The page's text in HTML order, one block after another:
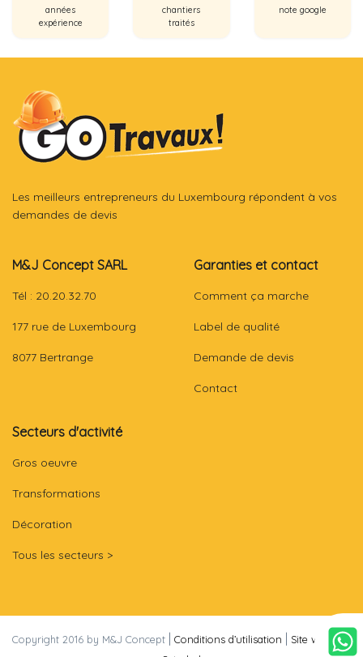
années
expérience
chantiers
traités
note google
Les meilleurs entrepreneurs du Luxembourg répondent à vos
demandes de devis
M&J Concept SARL
Tél : 20.20.32.70
177 rue de Luxembourg
8077 Bertrange
Garanties et contact
Comment ça marche
Label de qualité
Demande de devis
Contact
Secteurs d'activité
Gros oeuvre
Transformations
Décoration
Tous les secteurs >
Copyright 2016 by M&J Concept Conditions d’utilisation
Site web par